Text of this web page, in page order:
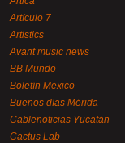
Artículo 7
Artistics
Avant music news
BB Mundo
Boletín México
Buenos días Mérida
Cablenoticias Yucatán
Cactus Lab